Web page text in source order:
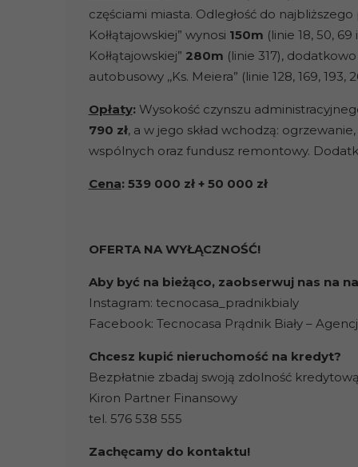
częściami miasta. Odległość do
Kołłątajowskiej” wynosi 150m (linie 18, 50,
Kołłątajowskiej” 280m (linie 317),
autobusowy ,,Ks. Meiera” (linie 128, 169, 193,
Opłaty: Wysokość czynszu
790 zł, a w jego skład wchodzą:
wspólnych oraz fundusz remontowy.
Cena: 539 000 zł + 50 000 zł
OFERTA NA WYŁĄCZNOŚĆ!
Aby być na bieżąco, zaobserwuj nas na
Instagram: tecnocasa_pradnikbialy
Facebook: Tecnocasa Prądnik Biały –
Chcesz kupić nieruchomość na kredyt?
Bezpłatnie zbadaj swoją zdolność
Kiron Partner Finansowy
tel. 576 538 555
Zachęcamy do kontaktu!